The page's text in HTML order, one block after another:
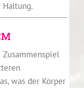
was der Körper